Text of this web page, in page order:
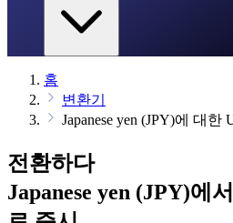
홈
변환기
Japanese yen (JPY)에 대한
전환하다
Japanese yen (JPY)에